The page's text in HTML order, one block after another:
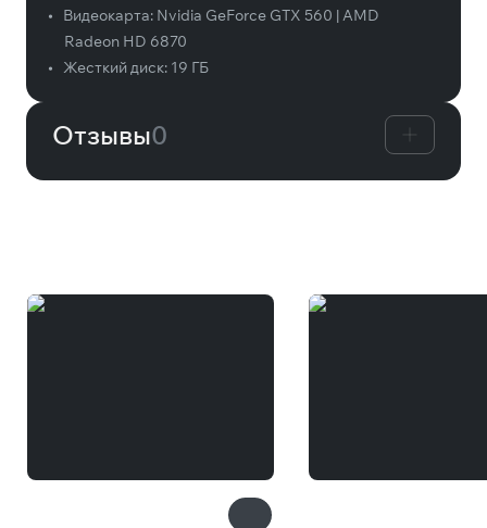
•
Видеокарта: Nvidia GeForce GTX 560 | AMD
Radeon HD 6870
•
Жесткий диск: 19 ГБ
Отзывы0